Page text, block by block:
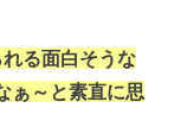
る面白そうな
ぁ～と素直に思